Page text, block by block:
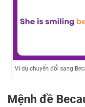
Ví dụ chuyển đổi sang
Mệnh đề